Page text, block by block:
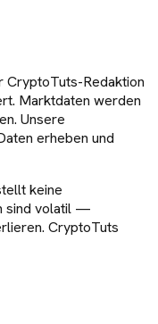
CryptoTuts-Redaktion
Marktdaten werden
Unsere
erheben und
keine
sind volatil —
CryptoTuts